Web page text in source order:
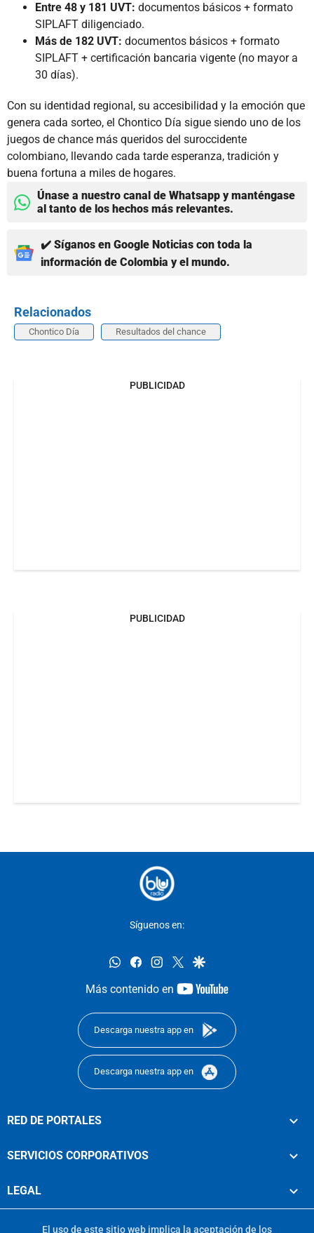
Entre 48 y 181 UVT: documentos básicos + formato
SIPLAFT diligenciado.
Más de 182 UVT: documentos básicos + formato
SIPLAFT + certificación bancaria vigente (no mayor a
30 días).
Con su identidad regional, su accesibilidad y la emoción que
genera cada sorteo, el Chontico Día sigue siendo uno de los
juegos de chance más queridos del suroccidente
colombiano, llevando cada tarde esperanza, tradición y
buena fortuna a miles de hogares.
Únase a nuestro canal de Whatsapp y manténgase
al tanto de los hechos más relevantes.
✔️ Síganos en Google Noticias con toda la
información de Colombia y el mundo.
Relacionados
Chontico Día Resultados del chance
PUBLICIDAD
PUBLICIDAD
Síguenos en:
whatsappfacebookinstagram
twittergoogle
Más contenido en
youtube-
Descarga nuestra app en
Descarga nuestra app en
RED DE PORTALES
SERVICIOS CORPORATIVOS
LEGAL
El uso de este sitio web implica la aceptación de los